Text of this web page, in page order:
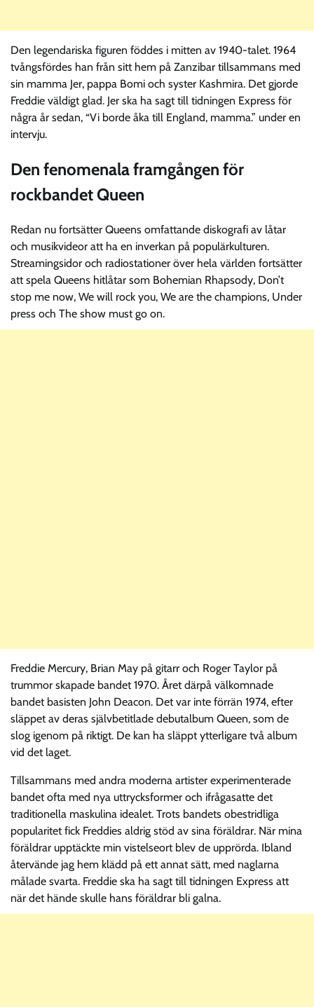
Den legendariska figuren föddes i mitten av 1940-talet. 1964
tvångsfördes han från sitt hem på Zanzibar tillsammans med
sin mamma Jer, pappa Bomi och syster Kashmira. Det gjorde
Freddie väldigt glad. Jer ska ha sagt till tidningen Express för
några år sedan, “Vi borde åka till England, mamma.” under en
intervju.
Den fenomenala framgången för
rockbandet Queen
Redan nu fortsätter Queens omfattande diskografi av låtar
och musikvideor att ha en inverkan på populärkulturen.
Streamingsidor och radiostationer över hela världen fortsätter
att spela Queens hitlåtar som Bohemian Rhapsody, Don’t
stop me now, We will rock you, We are the champions, Under
press och The show must go on.
Freddie Mercury, Brian May på gitarr och Roger Taylor på
trummor skapade bandet 1970. Året därpå välkomnade
bandet basisten John Deacon. Det var inte förrän 1974, efter
släppet av deras självbetitlade debutalbum Queen, som de
slog igenom på riktigt. De kan ha släppt ytterligare två album
vid det laget.
Tillsammans med andra moderna artister experimenterade
bandet ofta med nya uttrycksformer och ifrågasatte det
traditionella maskulina idealet. Trots bandets obestridliga
popularitet fick Freddies aldrig stöd av sina föräldrar. När mina
föräldrar upptäckte min vistelseort blev de upprörda. Ibland
återvände jag hem klädd på ett annat sätt, med naglarna
målade svarta. Freddie ska ha sagt till tidningen Express att
när det hände skulle hans föräldrar bli galna.